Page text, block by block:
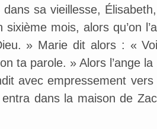
sa vieillesse,
mois, alors qu’on
» Marie dit alors : «
ta parole. » Alors l’ange
avec empressement
dans la maison de